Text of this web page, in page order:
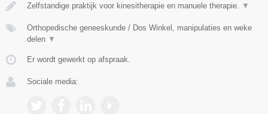
Zelfstandige praktijk voor kinesitherapie en manuele therapie. ▼
Orthopedische geneeskunde / Dos Winkel, manipulaties en weke
delen ▼
Er wordt gewerkt op afspraak.
Sociale media: